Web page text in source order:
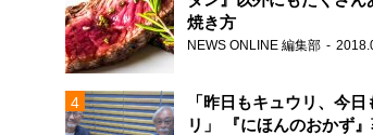
焼き方
NEWS ONLINE 編集部
「昨日もキュウリ、今日
リ」 『にほんのおかず